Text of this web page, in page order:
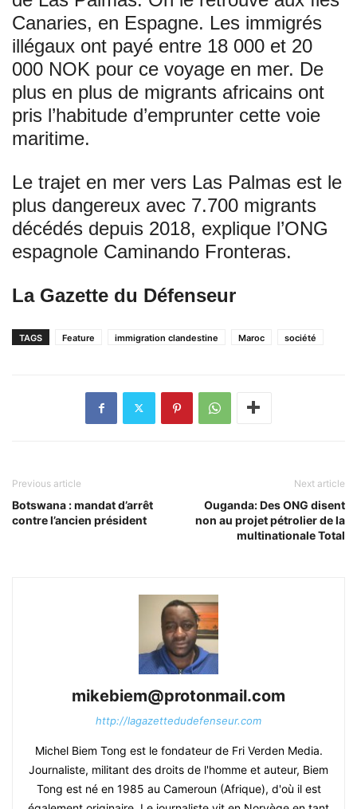
Canaries, en Espagne. Les immigrés
illégaux ont payé entre 18 000 et 20
000 NOK pour ce voyage en mer. De
plus en plus de migrants africains ont
pris l’habitude d’emprunter cette voie
maritime.
Le trajet en mer vers Las Palmas est le
plus dangereux avec 7.700 migrants
décédés depuis 2018, explique l’ONG
espagnole Caminando Fronteras.
La Gazette du Défenseur
TAGS Feature immigration clandestine Maroc société
Previous article
Botswana : mandat d’arrêt
contre l’ancien président
Next article
Ouganda: Des ONG disent
non au projet pétrolier de la
multinationale Total
mikebiem@protonmail.com
http://lagazettedudefenseur.com
Michel Biem Tong est le fondateur de Fri Verden Media.
Journaliste, militant des droits de l'homme et auteur, Biem
Tong est né en 1985 au Cameroun (Afrique), d'où il est